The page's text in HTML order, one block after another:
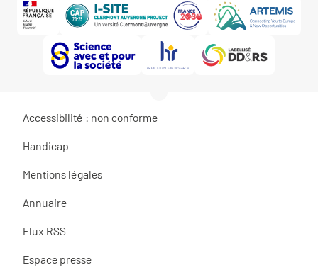
Accessibilité : non conforme
Handicap
Mentions légales
Annuaire
Flux RSS
Espace presse